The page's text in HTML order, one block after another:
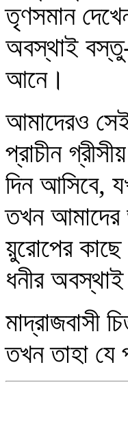
তৃণসমান
অবস্থাই
আনে।
আমাদেরও
প্রাচীন
দিন আসিবে,
তখন আমাদের
য়ুরোপের
ধনীর
মাদ্রাজবাসী
তখন তাহা যে